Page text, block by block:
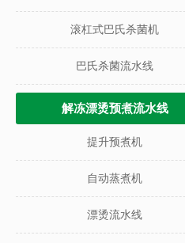
滚杠式巴氏杀菌机
巴氏杀菌流水线
解冻漂烫预煮流水线
提升预煮机
自动蒸煮机
漂烫流水线